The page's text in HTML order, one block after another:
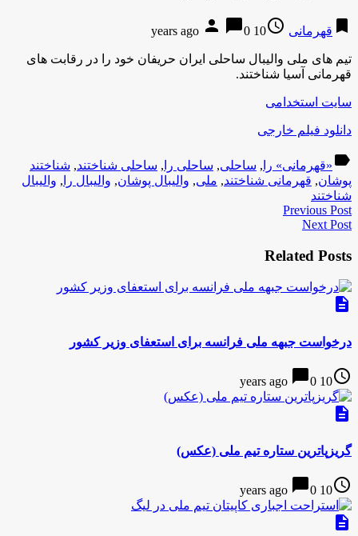
bookmark قهرمانی access_time
10 years ago
person chat_bubble0
تیم های ملی والیبال ساحلی ایران حریفان خود را در رقابت های
قهرمانی آسیا شناختند.
سایت استخدامی
دانلود فیلم خارجی
label «قهرمانی» را , ساحلی, ساحلی را , ساحلی شناختند, شناختند
پوشان, قهرمانی شناختند, ملی, والیبال پوشان, والیبال را , والیبال
شناختند
Previous Post
Next Post
Related Posts
description
درخواست جبهه ملی فرانسه برای استعفای وزیر کشور
access_time
10 years ago
chat_bubble0
description
گریزپاترین ستاره تیم ملی (عکس)
access_time
10 years ago
chat_bubble0
description